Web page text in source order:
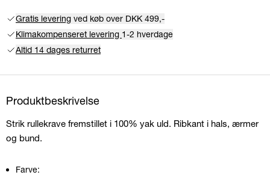
Gratis levering ved køb over DKK 499,-
Klimakompenseret levering 1-2 hverdage
Altid 14 dages returret
Produktbeskrivelse
Strik rullekrave fremstillet i 100% yak uld. Ribkant i hals, ærmer
og bund.
Farve: